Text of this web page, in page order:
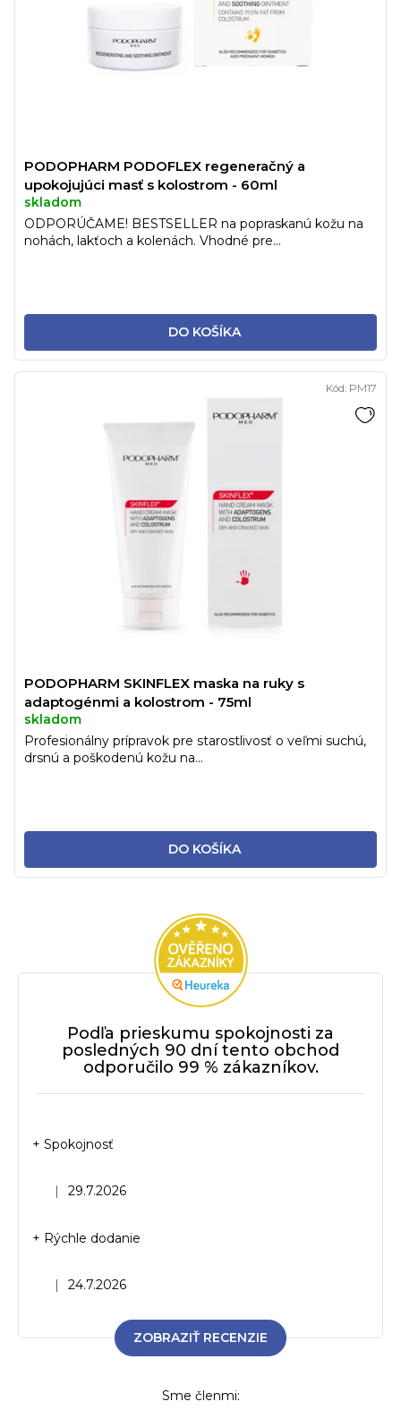
PODOPHARM PODOFLEX regeneračný a
upokojujúci masť s kolostrom - 60ml
skladom
DO KOŠÍKA
ODPORÚČAME! BESTSELLER na popraskanú kožu na
nohách, lakťoch a kolenách. Vhodné pre...
PODOPHARM SKINFLEX maska na ruky s
adaptogénmi a kolostrom - 75ml
skladom
DO KOŠÍKA
Profesionálny prípravok pre starostlivosť o veľmi suchú,
drsnú a poškodenú kožu na...
Kód: PM17
Podľa prieskumu spokojnosti za
posledných 90 dní tento obchod
odporučilo 99 % zákazníkov.
Hodnotenie obchodu je 5 z 5 hviezdičiek.
| 29.7.2026
+ Spokojnosť
Hodnotenie obchodu je 5 z 5 hviezdičiek.
| 24.7.2026
+ Rýchle dodanie
ZOBRAZIŤ RECENZIE
Sme členmi: